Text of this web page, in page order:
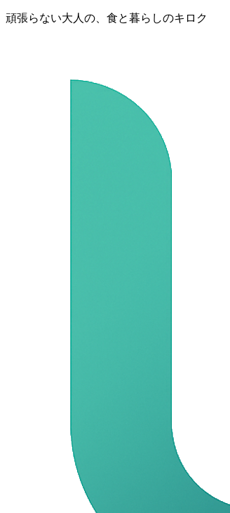
頑張らない大人の、食と暮らしのキロク